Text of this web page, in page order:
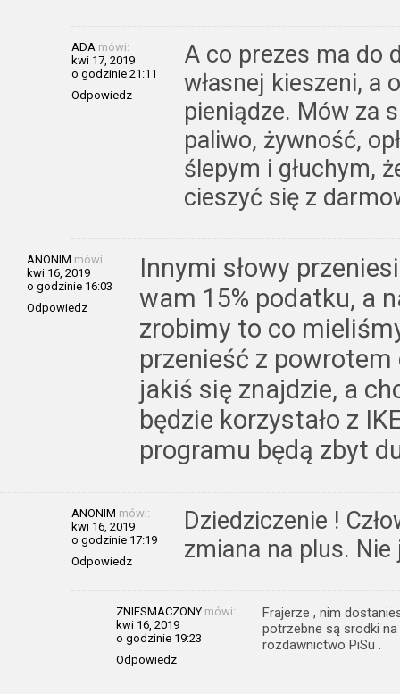
ADA mówi:
kwi 17, 2019
o godzinie 21:11
Odpowiedz
A co prezes ma do
własnej kieszeni, a
pieniądze. Mów za
paliwo, żywność,
ślepym i głuchym,
cieszyć się z
ANONIM mówi:
kwi 16, 2019
o godzinie 16:03
Odpowiedz
Innymi słowy
wam 15% podatku, a
zrobimy to co
przenieść z powrotem
jakiś się znajdzie, a
będzie korzystało z
programu będą zbyt
ANONIM mówi:
kwi 16, 2019
o godzinie 17:19
Odpowiedz
Dziedziczenie !
zmiana na plus.
ZNIESMACZONY mówi:
kwi 16, 2019
o godzinie 19:23
Odpowiedz
Frajerze , nim
potrzebne są srodki
rozdawnictwo PiSu .